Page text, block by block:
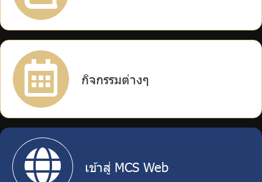
ไทย | Eng
กิจกรรมต่างๆ
เข้าสู่ MCS Web